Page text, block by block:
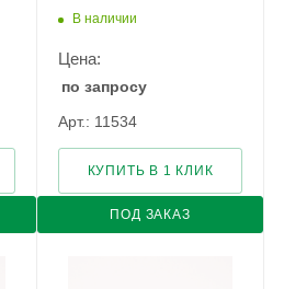
В наличии
Цена:
по запросу
Арт.: 11534
ПОД ЗАКАЗ
КУПИТЬ В 1 КЛИК